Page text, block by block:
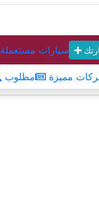
سيارات مستعملة
مطلوب مميزة